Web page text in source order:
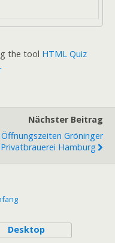
the tool HTML Quiz
Nächster Beitrag
Öffnungszeiten Gröninger
Privatbrauerei Hamburg
Desktop